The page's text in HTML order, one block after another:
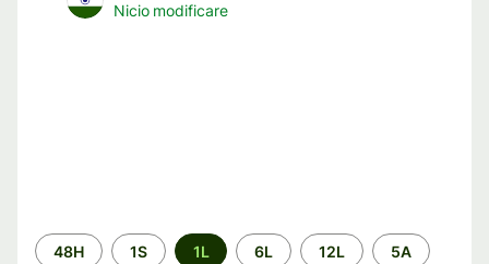
Nicio modificare
Perioada
48H 1S 1L 6L 12L 5A